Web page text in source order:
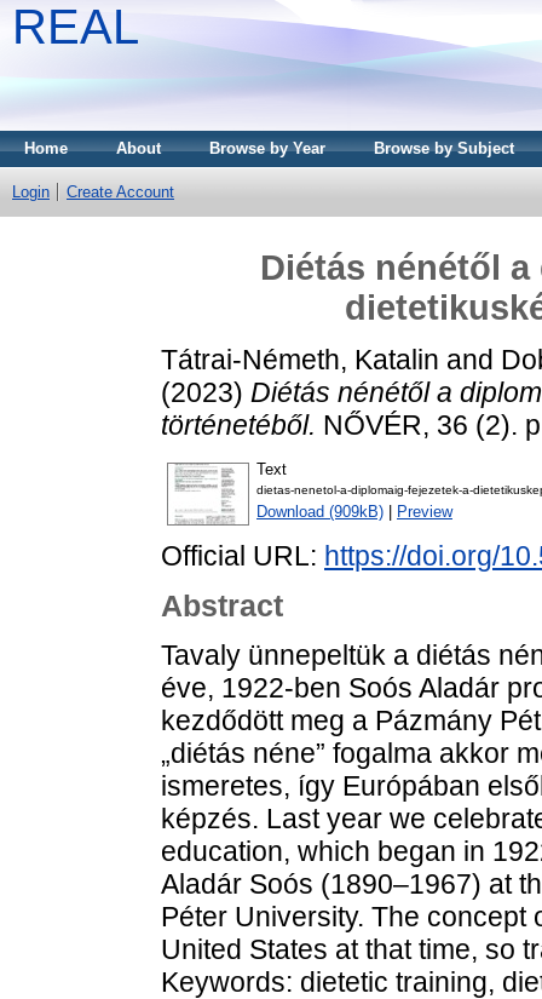
REAL
Home About Browse by Year Browse by Subject
Login Create Account
Diétás nénétől
Tátrai-Németh, Katalin and
(2023) Diétás nénétől a
történetéből. NŐVÉR, 36 (2).
Text
dietas-nenetol-a-diplomaig-fejezetek-a-
Download (909kB) Preview
Official URL: https://doi.org/
Abstract
Tavaly ünnepeltük a diétás
éve, 1922-ben Soós Aladár
kezdődött meg a Pázmány
„diétás néne” fogalma akkor
ismeretes, így Európában
képzés. Last year we
education, which began in
Aladár Soós (1890–1967) at
Péter University. The concept
United States at that time, so
Keywords: dietetic training,